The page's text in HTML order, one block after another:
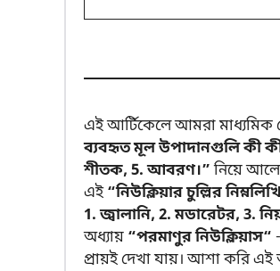
এই আর্টিকেলে আমরা মাধ্যমিক
ব্যবহৃত মূল উপাদানগুলি কী কী
শীতক, 5. আবরণ।”নিয়ে
এই“নিউক্লিয়ার চুল্লির
1. জ্বালানি, 2. মডারেটর, 3.
অধ্যায় “পরমাণুর নিউক্লিয়াস“
প্রায়ই দেখা যায়। আশা করি